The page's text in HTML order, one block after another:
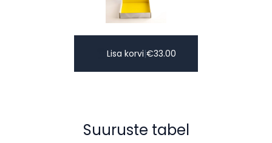
Lisa korvi|€33.00
Suuruste tabel